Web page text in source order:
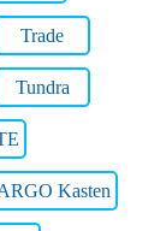
Trade
Tundra
Kasten